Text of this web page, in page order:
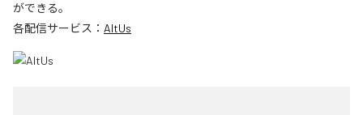
ができる。
各配信サービス： AltUs